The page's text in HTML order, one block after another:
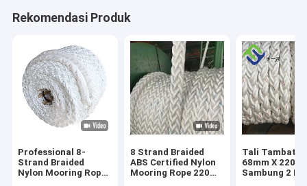
Rekomendasi Produk
Professional 8-
Strand Braided
Nylon Mooring Rope
8 Strand Braided
ABS Certified Nylon
Mooring Rope 220m
Tali Tambat
68mm X
Sambung 2